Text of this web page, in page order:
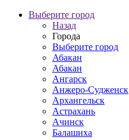
Выберите город
Назад
Города
Выберите город
Абакан
Абакан
Ангарск
Анжеро-Судженск
Архангельск
Астрахань
Ачинск
Балашиха